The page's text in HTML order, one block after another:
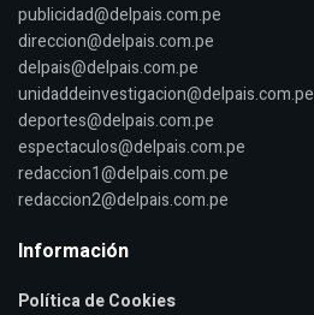
publicidad@delpais.com.pe
direccion@delpais.com.pe
delpais@delpais.com.pe
unidaddeinvestigacion@delpais.com.pe
deportes@delpais.com.pe
espectaculos@delpais.com.pe
redaccion1@delpais.com.pe
redaccion2@delpais.com.pe
Información
Política de Cookies